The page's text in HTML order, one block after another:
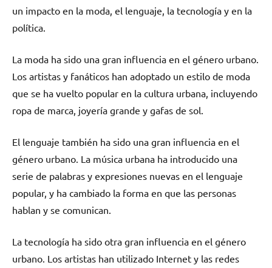
un impacto en la moda, el lenguaje, la tecnología y en la
política.
La moda ha sido una gran influencia en el género urbano.
Los artistas y fanáticos han adoptado un estilo de moda
que se ha vuelto popular en la cultura urbana, incluyendo
ropa de marca, joyería grande y gafas de sol.
El lenguaje también ha sido una gran influencia en el
género urbano. La música urbana ha introducido una
serie de palabras y expresiones nuevas en el lenguaje
popular, y ha cambiado la forma en que las personas
hablan y se comunican.
La tecnología ha sido otra gran influencia en el género
urbano. Los artistas han utilizado Internet y las redes